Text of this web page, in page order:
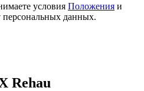
условия Положения и
персональных данных.
Rehau